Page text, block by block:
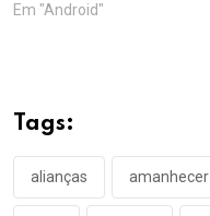
Em "Android"
Tags:
alianças amanhecer